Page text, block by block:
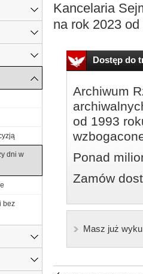
Kancelaria
na rok 2023
Dostęp do
Archiwum
od 1993
Ponad
Zamów
Masz już
dni w
bez